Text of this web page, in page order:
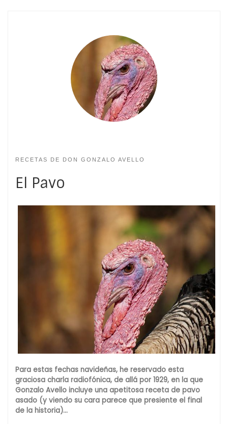
RECETAS DE DON GONZALO AVELLO
El Pavo
Para estas fechas navideñas, he reservado esta
graciosa charla radiofónica, de allá por 1929, en la que
Gonzalo Avello incluye una apetitosa receta de pavo
asado (y viendo su cara parece que presiente el final
de la historia)…